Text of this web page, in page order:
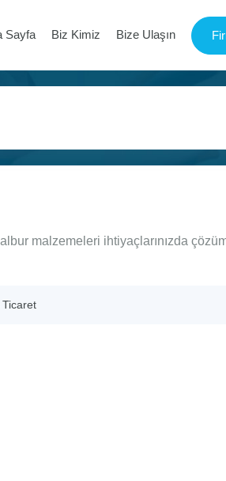
Sayfa Biz Kimiz Bize Ulaşın
malzemeleri ihtiyaçlarınızda